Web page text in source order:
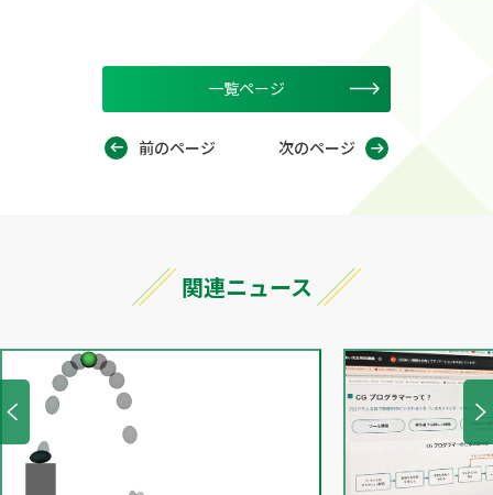
前のページ
一覧ページ
次のページ
関連ニュース